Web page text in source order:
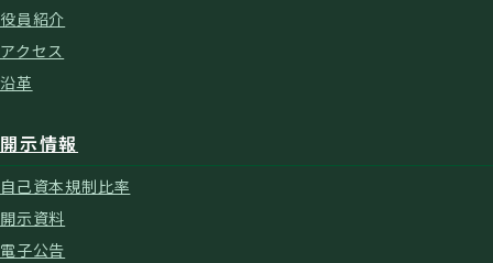
役員紹介
アクセス
沿革
開示情報
自己資本規制比率
開示資料
電子公告